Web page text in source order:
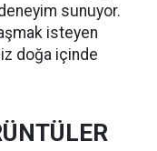
sunuyor.
isteyen
doğa içinde